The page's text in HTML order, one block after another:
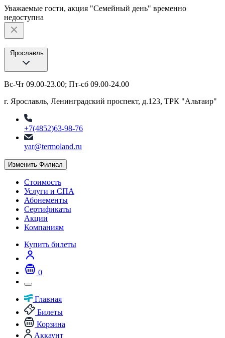
Уважаемые гости, акция "Семейный день" временно
недоступна
Ярославль
Вс-Чт 09.00-23.00; Пт-сб 09.00-24.00
г. Ярославль, Ленинградский проспект, д.123, ТРК "Альтаир"
+7(4852)63-98-76
yar@termoland.ru
Изменить Филиал
Стоимость
Услуги и СПА
Абонементы
Сертификаты
Акции
Компаниям
Купить билеты
0
Главная
Билеты
Корзина
Аккаунт